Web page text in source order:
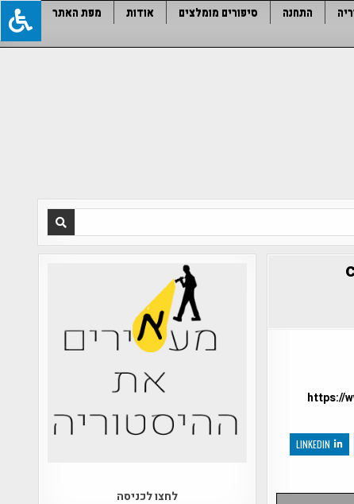
התחנה סיפורים מומלצים אודות
מפת האתר
https://
LINKEDIN
לחצו לכניסה